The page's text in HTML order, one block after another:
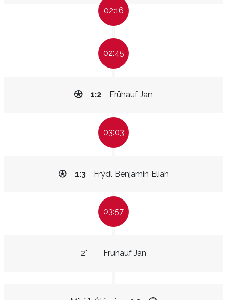
02:16
02:45
Frühauf Jan
1:2
03:03
Frýdl Benjamin Eliah
1:3
03:57
Frühauf Jan
2"